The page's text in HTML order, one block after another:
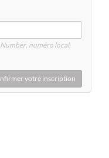
Number, numéro local,